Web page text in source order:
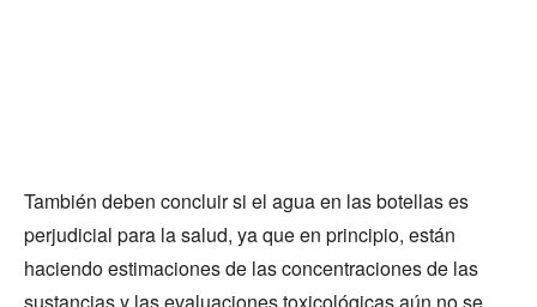
También deben concluir si el agua en las botellas es
perjudicial para la salud, ya que en principio, están
haciendo estimaciones de las concentraciones de las